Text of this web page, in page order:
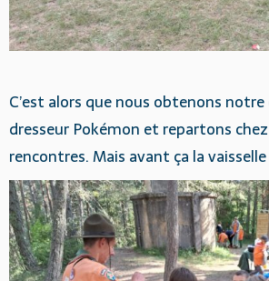
C’est alors que nous obtenons
dresseur Pokémon et repartons
rencontres. Mais avant ça la